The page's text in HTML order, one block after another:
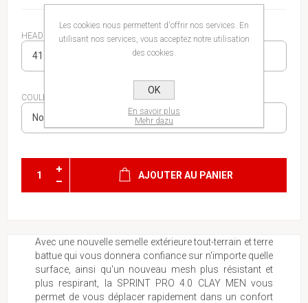
HEAD CHAUSSURES
COULEUR
AJOUTER AU PANIER
Avec une nouvelle semelle extérieure tout-terrain et terre
battue qui vous donnera confiance sur n'importe quelle
surface, ainsi qu'un nouveau mesh plus résistant et
plus respirant, la SPRINT PRO 4.0 CLAY MEN vous
permet de vous déplacer rapidement dans un confort
Les cookies nous permettent d'offrir nos services. En
utilisant nos services, vous acceptez notre utilisation
des cookies.
OK
En savoir plus
Mehr dazu